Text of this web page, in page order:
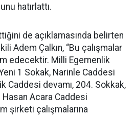
hatırlattı.
de açıklamasında belirten
Adem Çalkın, “Bu çalışmalar
edecektir. Milli Egemenlik
1 Sokak, Narinle Caddesi
Caddesi devamı, 204. Sokkak,
Hasan Acara Caddesi
şirketi çalışmalarına